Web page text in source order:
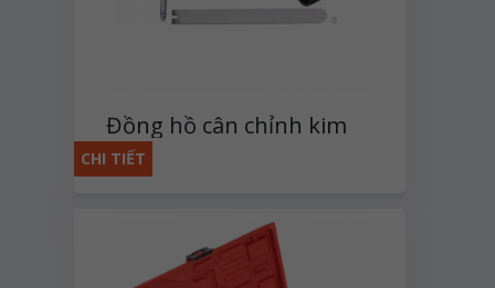
Đồng hồ cân chỉnh kim
phun dầu
CHI TIẾT